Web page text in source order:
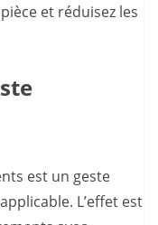
et réduisez les
est un geste
L’effet est